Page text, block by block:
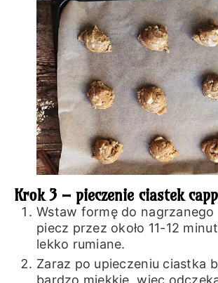
Krok 3 – pieczenie ciastek
Wstaw formę do nagrzanego
piecz przez około 11-12
lekko rumiane.
Zaraz po upieczeniu ciastka
bardzo miękkie, więc